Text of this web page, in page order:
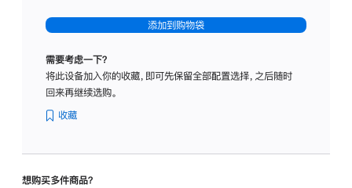
-
标
璃
添加到购物袋
需要考虑一下？
将此设备加入你的收藏，即可先保留全部配置选择，之后随时
回来再继续选购。
收藏
想购买多件商品？